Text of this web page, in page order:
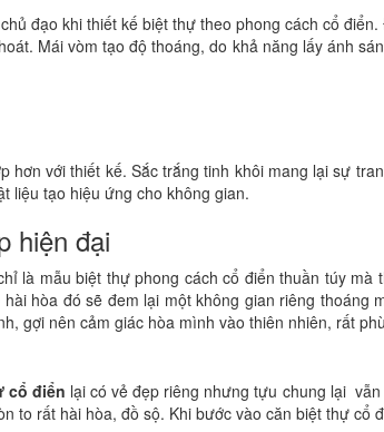
đạo khi thiết kế biệt thự theo phong cách cổ
Mái vòm tạo độ thoáng, do khả năng lấy ánh
với thiết kế. Sắc trắng tinh khôi mang lại sự
liệu tạo hiệu ứng cho không gian.
hiện đại
là mẫu biệt thự phong cách cổ điển thuần túy
hòa đó sẽ đem lại một không gian riêng
gợi nên cảm giác hòa mình vào thiên nhiên, rất
cổ điển lại có vẻ đẹp riêng nhưng tựu chung lại
to rất hài hòa, đồ sộ. Khi bước vào căn biệt thự cổ